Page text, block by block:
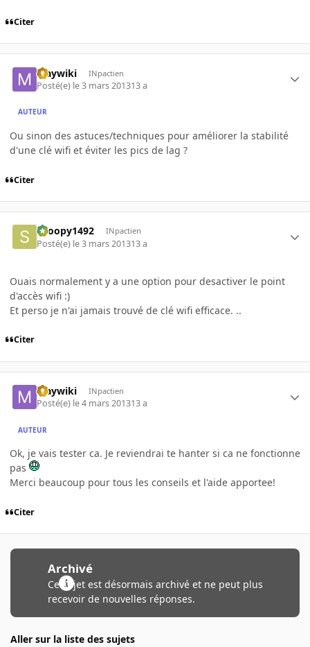
Citer
Maywiki INpactien
Posté(e) le 3 mars 201313 a
AUTEUR
Ou sinon des astuces/techniques pour améliorer la stabilité
d'une clé wifi et éviter les pics de lag ?
Citer
snoopy1492 INpactien
Posté(e) le 3 mars 201313 a
Ouais normalement y a une option pour desactiver le point
d'accès wifi :)
Et perso je n'ai jamais trouvé de clé wifi efficace. ..
Citer
Maywiki INpactien
Posté(e) le 4 mars 201313 a
AUTEUR
Ok, je vais tester ca. Je reviendrai te hanter si ca ne fonctionne
pas
Merci beaucoup pour tous les conseils et l'aide apportee!
Citer
Archivé
Ce sujet est désormais archivé et ne peut plus
recevoir de nouvelles réponses.
Aller sur la liste des sujets